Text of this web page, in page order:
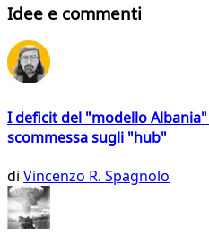
Idee e commenti
I deficit del "modello
scommessa sugli "hub"
di Vincenzo R. Spagnolo